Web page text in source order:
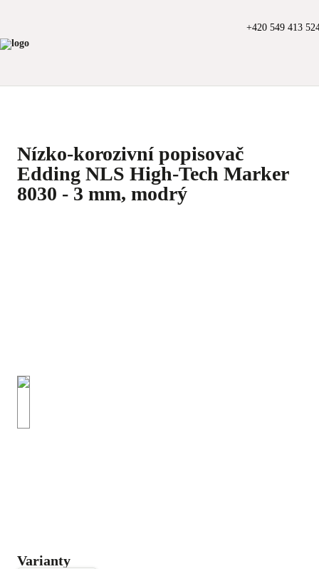
+420 549 413
Nízko-korozivní popisovač
Edding NLS High-Tech Marker
8030 - 3 mm, modrý
Varianty